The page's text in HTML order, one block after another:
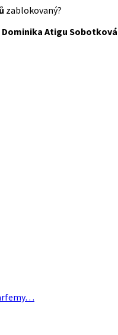
zablokovaný?
Dominika Atigu Sobotková